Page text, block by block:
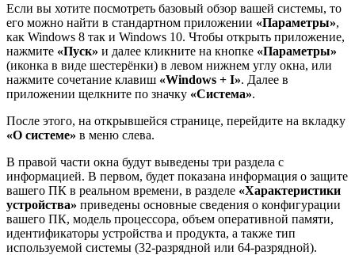
Если вы хотите посмотреть базовый обзор вашей системы, то
его можно найти в стандартном приложении «Параметры»,
как Windows 8 так и Windows 10. Чтобы открыть приложение,
нажмите «Пуск» и далее кликните на кнопке «Параметры»
(иконка в виде шестерёнки) в левом нижнем углу окна, или
нажмите сочетание клавиш «Windows + I». Далее в
приложении щелкните по значку «Система».
После этого, на открывшейся странице, перейдите на вкладку
«О системе» в меню слева.
В правой части окна будут выведены три раздела с
информацией. В первом, будет показана информация о защите
вашего ПК в реальном времени, в разделе «Характеристики
устройства» приведены основные сведения о конфигурации
вашего ПК, модель процессора, объем оперативной памяти,
идентификаторы устройства и продукта, а также тип
используемой системы (32-разрядной или 64-разрядной).